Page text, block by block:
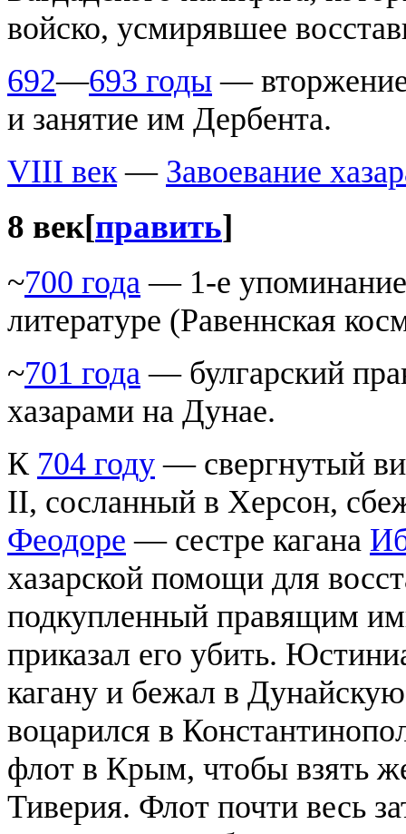
войско, усмирявшее
692—693 годы —
и занятие им Дербента.
VIII век — Завоевание
8 век[править]
~700 года — 1-е упоминание
литературе (Равеннская
~701 года — булгарский
хазарами на Дунае.
К 704 году — свергнутый
II, сосланный в Херсон,
Феодоре — сестре кагана
хазарской помощи для
подкупленный правящим
приказал его убить.
кагану и бежал в
воцарился в
флот в Крым, чтобы взять
Тиверия. Флот почти весь